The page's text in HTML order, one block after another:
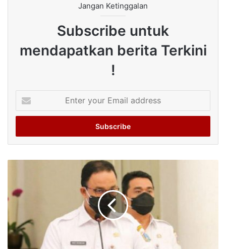
Jangan Ketinggalan
Subscribe untuk
mendapatkan berita Terkini
!
your
Email